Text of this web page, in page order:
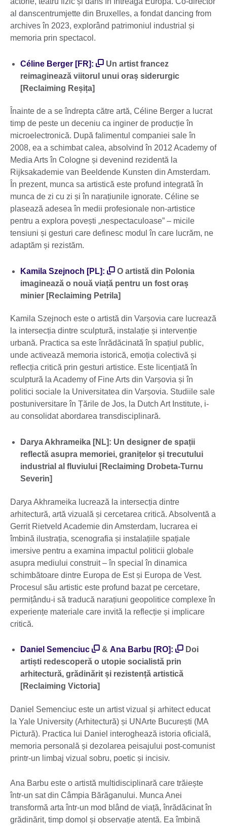
al danscentrumjette din Bruxelles, a fondat dancing from
archives în 2023, explorând patrimoniul industrial și
memoria prin spectacol.
Céline Berger [FR]:
Un artist francez
reimaginează viitorul unui oraș siderurgic
[Reclaiming Reșița]
Înainte de a se îndrepta către artă, Céline Berger a lucrat
timp de peste un deceniu ca inginer de producție în
microelectronică. După falimentul companiei sale în
2008, ea a schimbat calea, absolvind în 2012 Academy of
Media Arts în Cologne și devenind rezidentă la
Rijksakademie van Beeldende Kunsten din Amsterdam.
În prezent, munca sa artistică este profund integrată în
munca de zi cu zi și în narațiunile ignorate. Céline se
plasează adesea în medii profesionale non-artistice
pentru a explora povești „nespectaculoase” – micile
tensiuni și gesturi care definesc modul în care lucrăm, ne
adaptăm și rezistăm.
Kamila Szejnoch [PL]:
O artistă din Polonia
imaginează o nouă viață pentru un fost oraș
minier [Reclaiming Petrila]
Kamila Szejnoch este o artistă din Varșovia care lucrează
la intersecția dintre sculptură, instalație și intervenție
urbană. Practica sa este înrădăcinată în spațiul public,
unde activează memoria istorică, emoția colectivă și
reflecția critică prin gesturi artistice. Este licențiată în
sculptură la Academy of Fine Arts din Varșovia și în
politici sociale la Universitatea din Varșovia. Studiile sale
postuniversitare în Țările de Jos, la Dutch Art Institute, i-
au consolidat abordarea transdisciplinară.
Darya Akhrameika [NL]: Un designer de spații
reflectă asupra memoriei, granițelor și trecutului
industrial al fluviului [Reclaiming Drobeta-Turnu
Severin]
Darya Akhrameika lucrează la intersecția dintre
arhitectură, artă vizuală și cercetarea critică. Absolventă a
Gerrit Rietveld Academie din Amsterdam, lucrarea ei
îmbină ilustrația, scenografia și instalațiile spațiale
imersive pentru a examina impactul politicii globale
asupra mediului construit – în special în dinamica
schimbătoare dintre Europa de Est și Europa de Vest.
Procesul său artistic este profund bazat pe cercetare,
permițându-i să traducă narațiuni geopolitice complexe în
experiențe materiale care invită la reflecție și implicare
critică.
Daniel Semenciuc & Ana Barbu [RO]:
Doi
artiști redescoperă o utopie socialistă prin
arhitectură, grădinărit și rezistență artistică
[Reclaiming Victoria]
Daniel Semenciuc este un artist vizual și arhitect educat
la Yale University (Arhitectură) și UNArte București (MA
Pictură). Practica lui Daniel interoghează istoria oficială,
memoria personală și dezolarea peisajului post-comunist
printr-un limbaj vizual sobru, poetic și incisiv.
Ana Barbu este o artistă multidisciplinară care trăiește
într-un sat din Câmpia Bărăganului. Munca Anei
transformă arta într-un mod blând de viață, înrădăcinat în
grădinărit, timp domol și observație atentă. Ea îmbină